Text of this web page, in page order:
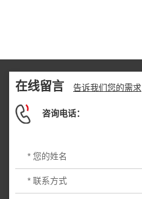
在线留言 告诉我们您的需求
咨询电话：